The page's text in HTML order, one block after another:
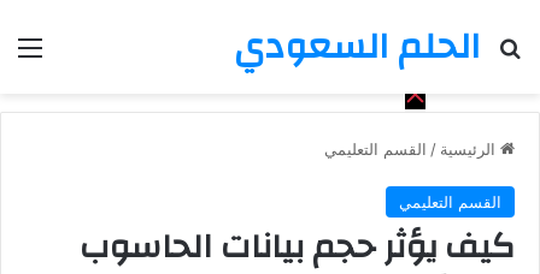
الحلم السعودي
بحث عن
الرئيسية / القسم التعليمي
القسم التعليمي
كيف يؤثر حجم بيانات الحاسوب